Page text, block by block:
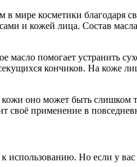
в мире косметики благодаря
и кожей лица. Состав
масло помогает устранить
кончиков. На коже
оно может быть слишком
своё применение в
использованию. Но если у